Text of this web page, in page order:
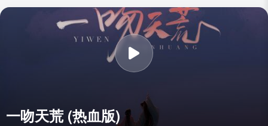
一吻天荒 (热血版)